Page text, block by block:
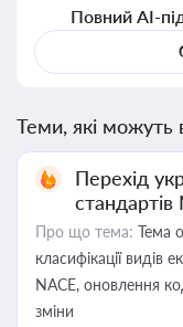
Повний AI-
Теми, які можуть
Перехід
стандартів
Про що тема: Тема
класифікації видів
NACE, оновлення
зміни